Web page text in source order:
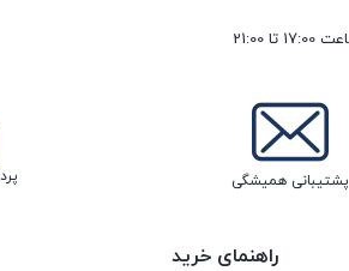
پشتیبانی همیشگی
راهنمای خرید